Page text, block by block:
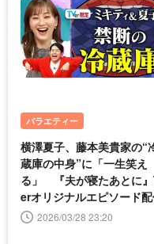
バラエティー
横澤夏子、藤本美貴家の“
蔵庫の中身”に「一生笑え
る」 『夫が寝たあとに
erオリジナルエピソード
2026/03/28 23:20